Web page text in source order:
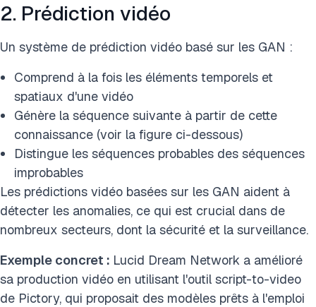
2. Prédiction vidéo
Un système de prédiction vidéo basé sur les GAN :
Comprend à la fois les éléments temporels et
spatiaux d'une vidéo
Génère la séquence suivante à partir de cette
connaissance (voir la figure ci-dessous)
Distingue les séquences probables des séquences
improbables
Les prédictions vidéo basées sur les GAN aident à
détecter les anomalies, ce qui est crucial dans de
nombreux secteurs, dont la sécurité et la surveillance.
Exemple concret : Lucid Dream Network a amélioré
sa production vidéo en utilisant l'outil script-to-video
de Pictory, qui proposait des modèles prêts à l'emploi